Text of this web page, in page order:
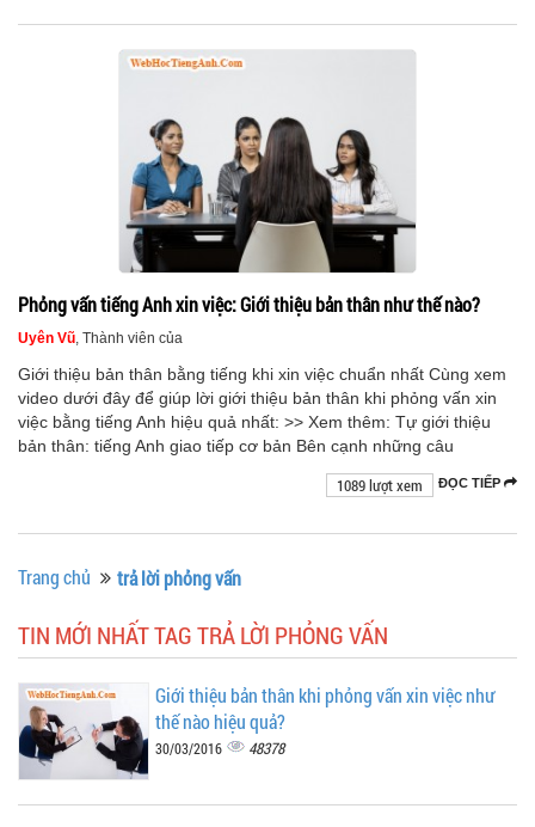
Phỏng vấn tiếng Anh xin việc: Giới thiệu bản thân như thế nào?
Uyên Vũ , Thành viên của
Giới thiệu bản thân bằng tiếng khi xin việc chuẩn nhất Cùng xem
video dưới đây để giúp lời giới thiệu bản thân khi phỏng vấn xin
việc bằng tiếng Anh hiệu quả nhất: >> Xem thêm: Tự giới thiệu
bản thân: tiếng Anh giao tiếp cơ bản Bên cạnh những câu
ĐỌC TIẾP
1089 lượt xem
Trang chủ trả lời phỏng vấn
TIN MỚI NHẤT TAG TRẢ LỜI PHỎNG VẤN
Giới thiệu bản thân khi phỏng vấn xin việc như
thế nào hiệu quả?
30/03/2016 48378